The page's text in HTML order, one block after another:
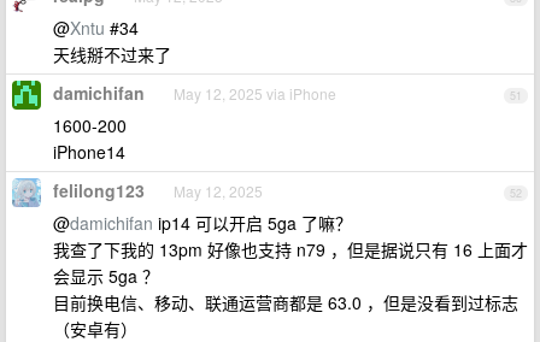
@Xntu #34
天线掰不过来了
51
damichifan May 12, 2025 via iPhone
1600-200
iPhone14
52
felilong123 May 12, 2025
@damichifan ip14 可以开启 5ga 了嘛？
我查了下我的 13pm 好像也支持 n79 ，但是据说只有 16 上面才
会显示 5ga ？
目前换电信、移动、联通运营商都是 63.0 ，但是没看到过标志
（安卓有）